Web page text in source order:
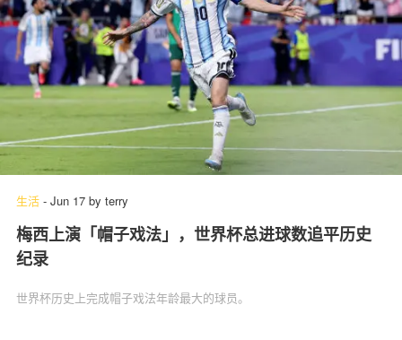
生活 - Jun 17 by terry
梅西上演「帽子戏法」，世界杯总进球数追平历史
纪录
世界杯历史上完成帽子戏法年龄最大的球员。